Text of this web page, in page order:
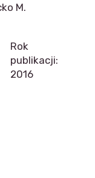
M.
Rok
publikacji:
2016